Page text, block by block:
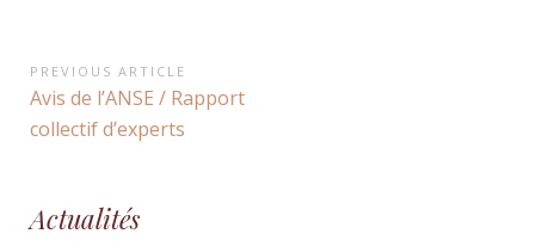
Navigation
de
l’article
PREVIOUS ARTICLE
Previous
Article:
Avis de l’ANSE / Rapport
collectif d’experts
Actualités